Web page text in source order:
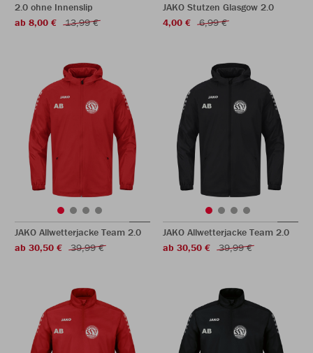
2.0 ohne Innenslip
ab 8,00 €
13,99 €
JAKO Stutzen Glasgow 2.0
4,00 €
6,99 €
JAKO Allwetterjacke Team 2.0
ab 30,50 €
39,99 €
JAKO Allwetterjacke Team 2.0
ab 30,50 €
39,99 €